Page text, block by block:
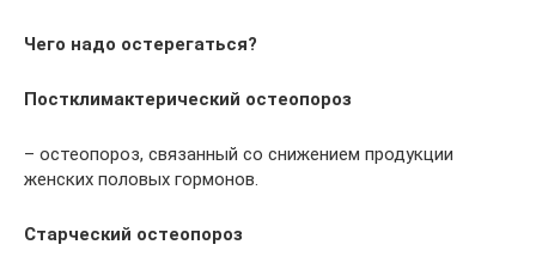
Чего надо остерегаться?
Постклимактерический остеопороз
– остеопороз, связанный со снижением продукции
женских половых гормонов.
Старческий остеопороз